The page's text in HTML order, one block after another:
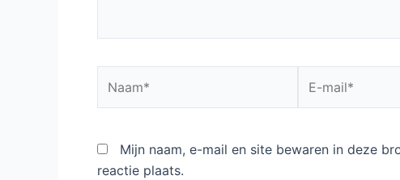
mail*
Mijn naam, e-mail en site bewaren in deze
reactie plaats.